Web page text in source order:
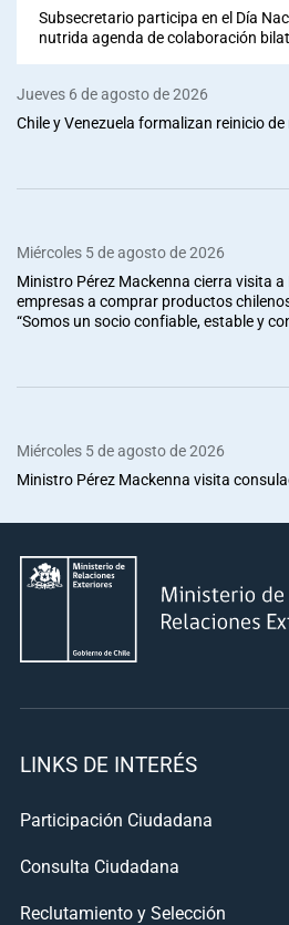
Subsecretario participa en el Día
nutrida agenda de colaboración
Jueves 6 de agosto de 2026
Chile y Venezuela formalizan reinicio
Miércoles 5 de agosto de 2026
Ministro Pérez Mackenna cierra visita
empresas a comprar productos
“Somos un socio confiable, estable y
Miércoles 5 de agosto de 2026
Ministro Pérez Mackenna visita
LINKS DE INTERÉS
Participación Ciudadana
Consulta Ciudadana
Reclutamiento y Selección